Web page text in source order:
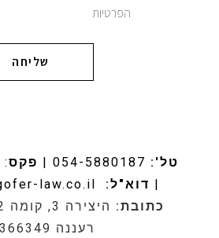
הפרטיות
שליחה
טל': | פקס
| דוא"ל:
כתובת:
רעננה 4366349